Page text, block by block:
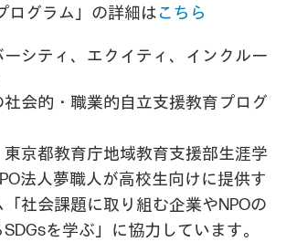
ログラム」の詳細はこちら
ーシティ、エクイティ、インクルー
会的・職業的自立支援教育プログ
東京都教育庁地域教育支援部生涯学
法人夢職人が高校生向けに提供す
社会課題に取り組む企業やNPOの
を学ぶ」に協力しています。